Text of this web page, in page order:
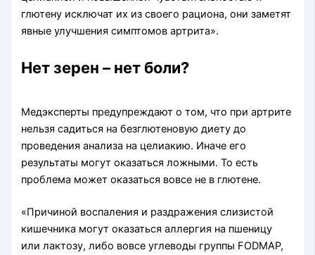
глютену исключат их из своего рациона, они заметят
явные улучшения симптомов артрита».
Нет зерен – нет боли?
Медэксперты предупреждают о том, что при артрите
нельзя садиться на безглютеновую диету до
проведения анализа на целиакию. Иначе его
результаты могут оказаться ложными. То есть
проблема может оказаться вовсе не в глютене.
«Причиной воспаления и раздражения слизистой
кишечника могут оказаться аллергия на пшеницу
или лактозу, либо вовсе углеводы группы FODMAP,